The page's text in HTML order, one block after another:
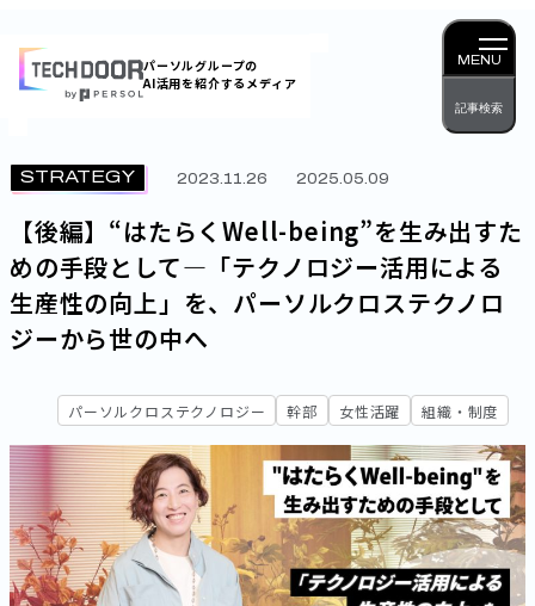
容
を
キッ
プ
パーソルグループの
AI活用を紹介するメディア
MENU
記事検索
STRATEGY 2023.11.26 2025.05.09
【後編】“はたらくWell-being”を生み出すた
めの手段として―「テクノロジー活用による
生産性の向上」を、パーソルクロステクノロ
ジーから世の中へ
パーソルクロステクノロジー 幹部 女性活躍 組織・制度